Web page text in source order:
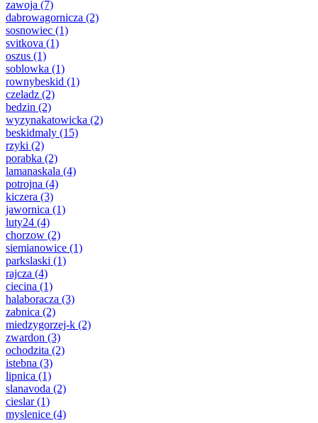
zawoja (7)
dabrowagornicza (2)
sosnowiec (1)
svitkova (1)
oszus (1)
soblowka (1)
rownybeskid (1)
czeladz (2)
bedzin (2)
wyzynakatowicka (2)
beskidmaly (15)
rzyki (2)
porabka (2)
lamanaskala (4)
potrojna (4)
kiczera (3)
jawornica (1)
luty24 (4)
chorzow (2)
siemianowice (1)
parkslaski (1)
rajcza (4)
ciecina (1)
halaboracza (3)
zabnica (2)
miedzygorzej-k (2)
zwardon (3)
ochodzita (2)
istebna (3)
lipnica (1)
slanavoda (2)
cieslar(1)
myslenice (4)